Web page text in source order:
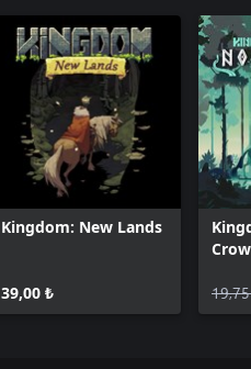
Kingdom: New Lands
39,00 ₺